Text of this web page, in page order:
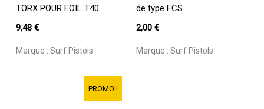
TORX POUR FOIL T40
9,48 €
Marque : Surf Pistols
de type FCS
2,00€
Marque :Surf Pistols
PROMO !